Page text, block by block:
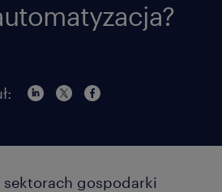
gospodarki